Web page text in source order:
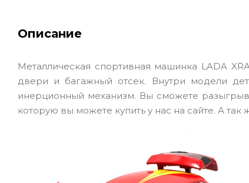
Описание
Металлическая спортивная машинка LADA
двери и багажный отсек. Внутри модели
инерционный механизм. Вы сможете
которую вы можете купить у нас на сайте. А